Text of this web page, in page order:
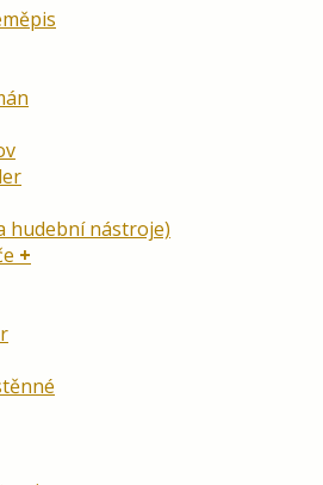
hudební nástroje)